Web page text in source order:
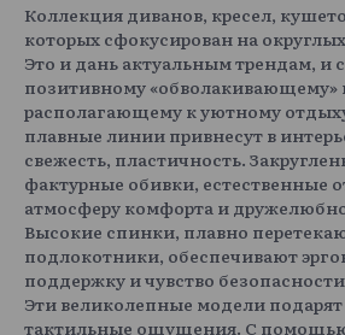
Monaco 05 Monaco 06 Monaco
Показать еще
Kilimanjaro
Kilimanjaro 01 Kilimanjaro 02
Коллекция диванов, кресел,
которых сфокусирован на
Это и дань актуальным трендам, и
позитивному «обволакивающему»
располагающему к уютному
плавные линии привнесут в
свежесть, пластичность.
фактурные обивки, естественные
атмосферу комфорта и
Высокие спинки, плавно
подлокотники, обеспечивают
поддержку и чувство
Эти великолепные модели
тактильные ощущения. С